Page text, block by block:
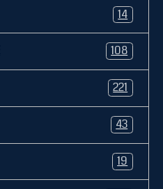
14
108
221
43
19